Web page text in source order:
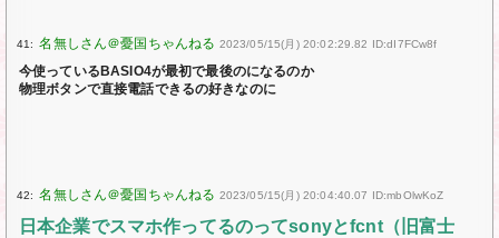
41: 2023/05/15(月) 20:02:29.82 ID:dI7FCw8f
今使っているBASIO4が最初で最後のになるのか
物理ボタンで直接電話できるの好きなのに
42: 2023/05/15(月) 20:04:40.07 ID:mbOlwKoZ
日本企業でスマホ作ってるのってsonyとfcnt（旧富士